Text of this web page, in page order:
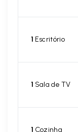
1 Escritório
1 Sala de TV
1 Cozinha